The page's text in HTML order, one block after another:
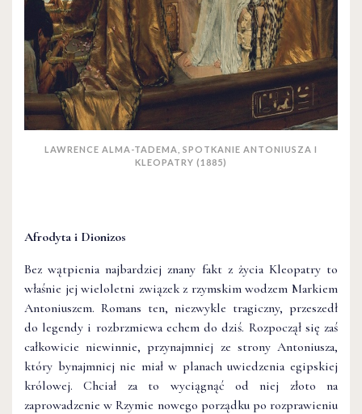
LAWRENCE ALMA-TADEMA, SPOTKANIE ANTONIUSZA I
KLEOPATRY (1885)
Afrodyta i Dionizos
Bez wątpienia najbardziej znany fakt z życia Kleopatry to
właśnie jej wieloletni związek z rzymskim wodzem Markiem
Antoniuszem. Romans ten, niezwykle tragiczny, przeszedł
do legendy i rozbrzmiewa echem do dziś. Rozpoczął się zaś
całkowicie niewinnie, przynajmniej ze strony Antoniusza,
który bynajmniej nie miał w planach uwiedzenia egipskiej
królowej. Chciał za to wyciągnąć od niej złoto na
zaprowadzenie w Rzymie nowego porządku po rozprawieniu